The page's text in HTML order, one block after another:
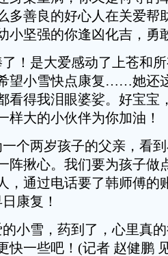
多善良的好心人在关爱帮
小坚强的你逢凶化吉，勇
！是大爱感动了上苍和
望小雪快点康复……她还
看得我泪眼婆娑。好宝宝
样大的小伙伴为你加油！
个两岁孩子的父亲，看
阵揪心。我们要为孩子做
，通过电话要了韩师傅的
康复！
小雪，药到了，心里真
快一些吧！(记者 赵健鹏